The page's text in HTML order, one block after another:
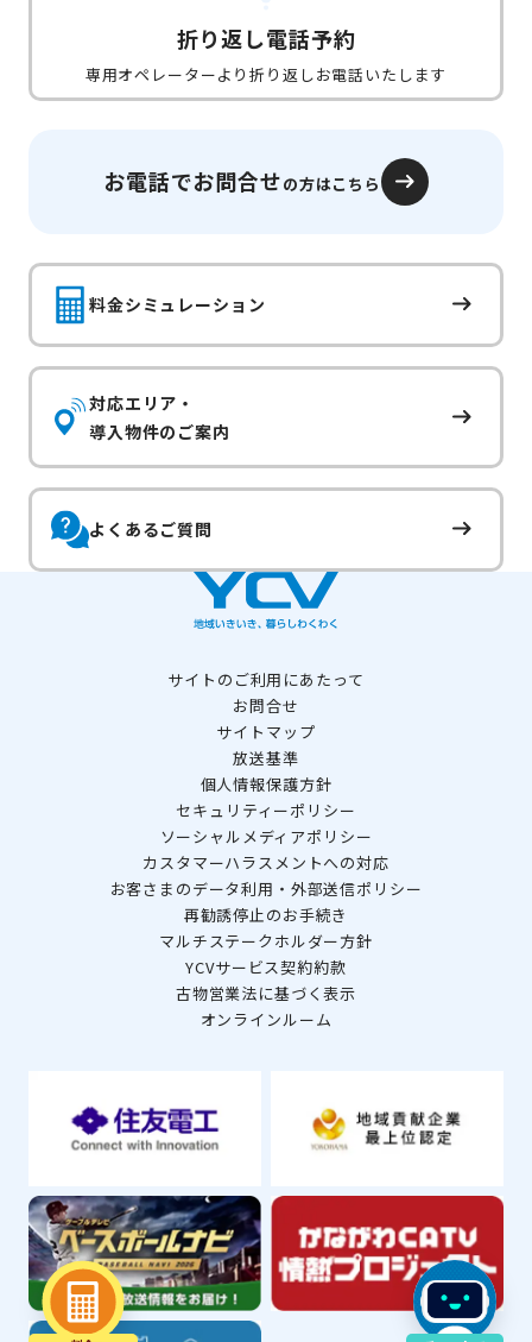
【注釈・注意事項】
【J:COM LINK】
ご利用には、YCV TVへのご加入が必要。
双方向サービス対応物件で利用可能。
接続可能な外付けハードディスクは、6TB以下まで。
「DAZN」および「DAZN」ロゴは、DAZN, Inc.の登録
商標です。
折り返し電話予約
専用オペレーターより折り返しお電話いたします
お電話でお問合せの方はこちら
料金シミュレーション
対応エリア・
導入物件のご案内
よくあるご質問
サイトのご利用にあたって
お問合せ
サイトマップ
放送基準
個人情報保護方針
セキュリティーポリシー
ソーシャルメディアポリシー
カスタマーハラスメントへの対応
お客さまのデータ利用・外部送信ポリシー
再勧誘停止のお手続き
マルチステークホルダー方針
YCVサービス契約約款
古物営業法に基づく表示
オンラインルーム